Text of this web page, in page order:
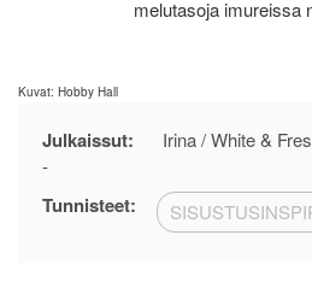
melutasoja imureissa
Kuvat: Hobby Hall
Julkaissut: Irina / White &
-
Tunnisteet: